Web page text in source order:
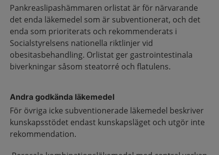
Pankreaslipashämmaren orlistat är för närvarande
det enda läkemedel som är subventionerat, och det
enda som prioriterats och rekommenderats i
Socialstyrelsens nationella riktlinjer vid
obesitasbehandling. Orlistat ger gastrointestinala
biverkningar såsom steatorré och flatulens.
Andra godkända läkemedel
För övriga icke subventionerade läkemedel beskriver
kunskapsstödet endast kunskapsläget och utgör inte
rekommendation.